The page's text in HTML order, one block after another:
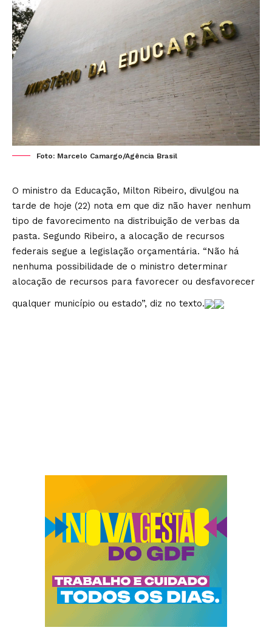
Foto: Marcelo Camargo/Agência Brasil
O ministro da Educação, Milton Ribeiro, divulgou na
tarde de hoje (22) nota em que diz não haver nenhum
tipo de favorecimento na distribuição de verbas da
pasta. Segundo Ribeiro, a alocação de recursos
federais segue a legislação orçamentária. “Não há
nenhuma possibilidade de o ministro determinar
alocação de recursos para favorecer ou desfavorecer
qualquer município ou estado”, diz no texto.